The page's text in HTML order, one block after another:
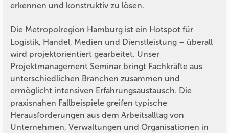
erkennen und konstruktiv zu lösen.
Die Metropolregion Hamburg ist ein Hotspot für
Logistik, Handel, Medien und Dienstleistung – überall
wird projektorientiert gearbeitet. Unser
Projektmanagement Seminar bringt Fachkräfte aus
unterschiedlichen Branchen zusammen und
ermöglicht intensiven Erfahrungsaustausch. Die
praxisnahen Fallbeispiele greifen typische
Herausforderungen aus dem Arbeitsalltag von
Unternehmen, Verwaltungen und Organisationen in